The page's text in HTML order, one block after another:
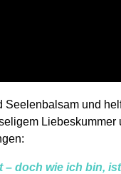
Seelenbalsam und
Liebeskummer
doch wie ich bin,